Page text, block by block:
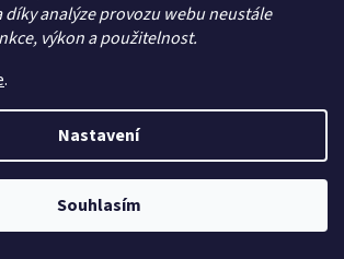
analýze provozu webu neustále
výkon a použitelnost.
.
Nastavení
Souhlasím
Skladem
komunikátor a ovladač GD-04K umožňuje
stav nejrůznějších spotřebičů na dálku.